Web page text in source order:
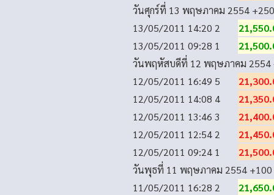
วันศุกร์ที่ 13 พฤษภาคม 2554 +250
13/05/2011 14:20 2
13/05/2011 09:28 1
วันพฤหัสบดีที่ 12 พฤษภาคม 2554
12/05/2011 16:49 5
12/05/2011 14:08 4
12/05/2011 13:46 3
12/05/2011 12:54 2
12/05/2011 09:24 1
วันพุธที่ 11 พฤษภาคม 2554 +100
11/05/2011 16:28 2